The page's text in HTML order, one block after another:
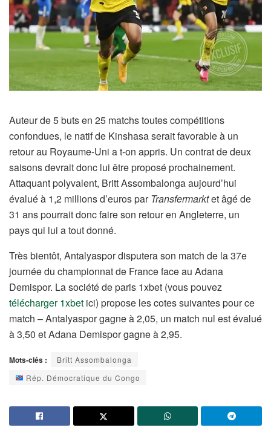
Auteur de 5 buts en 25 matchs toutes compétitions
confondues, le natif de Kinshasa serait favorable à un
retour au Royaume-Uni a t-on appris. Un contrat de deux
saisons devrait donc lui être proposé prochainement.
Attaquant polyvalent, Britt Assombalonga aujourd’hui
évalué à 1,2 millions d’euros par Transfermarktet âgé de
31 ans pourrait donc faire son retour en Angleterre, un
pays qui lui a tout donné.
Très bientôt, Antalyaspor disputera son match de la 37e
journée du championnat de France face au Adana
Demispor. La société de paris 1xbet (vous pouvez
télécharger 1xbet ici) propose les cotes suivantes pour ce
match – Antalyaspor gagne à 2,05, un match nul est évalué
à 3,50 et Adana Demispor gagne à 2,95.
Mots-clés :
Britt Assombalonga
Rép. Démocratique du Congo